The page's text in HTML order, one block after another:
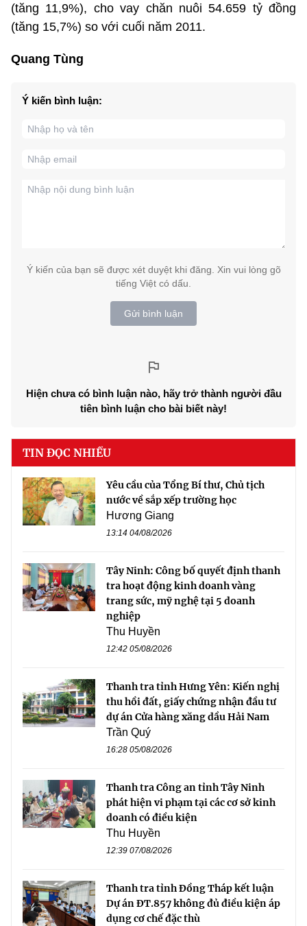
(tăng 11,9%), cho vay chăn nuôi 54.659 tỷ đồng
(tăng 15,7%) so với cuối năm 2011.
Quang Tùng
Ý kiến bình luận:
Ý kiến của bạn sẽ được xét duyệt khi đăng. Xin vui lòng gõ
tiếng Việt có dấu.
Gửi bình luận
Hiện chưa có bình luận nào, hãy trở thành người đầu
tiên bình luận cho bài biết này!
TIN ĐỌC NHIỀU
Yêu cầu của Tổng Bí thư, Chủ tịch
nước về sắp xếp trường học
Hương Giang
13:14 04/08/2026
Tây Ninh: Công bố quyết định thanh
tra hoạt động kinh doanh vàng
trang sức, mỹ nghệ tại 5 doanh
nghiệp
Thu Huyền
12:42 05/08/2026
Thanh tra tỉnh Hưng Yên: Kiến nghị
thu hồi đất, giấy chứng nhận đầu tư
dự án Cửa hàng xăng dầu Hải Nam
Trần Quý
16:28 05/08/2026
Thanh tra Công an tỉnh Tây Ninh
phát hiện vi phạm tại các cơ sở kinh
doanh có điều kiện
Thu Huyền
12:39 07/08/2026
Thanh tra tỉnh Đồng Tháp kết luận
Dự án ĐT.857 không đủ điều kiện áp
dụng cơ chế đặc thù